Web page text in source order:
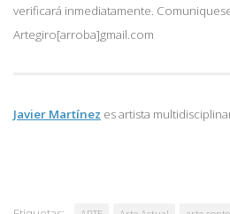
verificará inmediatamente.
Artegiro[arroba]gmail.com
Javier Martínez es artista